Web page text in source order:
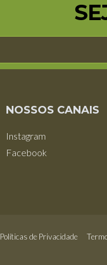
NOSSOS CANAIS
Instagram
Facebook
Políticas de Privacidade